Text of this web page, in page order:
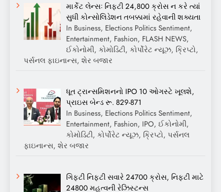
માર્કેટ લેન્સઃ નિફ્ટી 24,800 ક્રોસ ન કરે ત્યાં
સુધી કોન્સોલિડેશન તબક્કામાં રહેવાની શક્યતા
In Business, Elections Politics Sentiment,
Entertainment, Fashion, FLASH NEWS,
ઈકોનોમી, કોમોડિટી, કોર્પોરેટ ન્યૂઝ, ક્રિપ્ટો,
પર્સનલ ફાઇનાન્સ, શેર બજાર
ધૂત ટ્રાન્સમિશનનો IPO 10 ઓગસ્ટે ખૂલશે,
પ્રાઇસ બેન્ડ રૂ. 829-871
In Business, Elections Politics Sentiment,
Entertainment, Fashion, IPO, ઈકોનોમી,
કોમોડિટી, કોર્પોરેટ ન્યૂઝ, ક્રિપ્ટો, પર્સનલ
ફાઇનાન્સ, શેર બજાર
ગિફ્ટી નિફ્ટી સવારે 24700 ક્રોસ, નિફ્ટી માટે
24800 મહત્વની રેઝિસ્ટન્સ